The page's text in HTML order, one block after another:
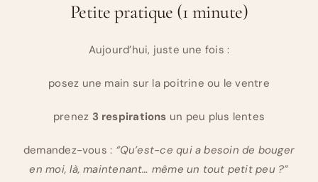
Petite pratique (1 minute)
Aujourd’hui, juste une fois :
posez une main sur la poitrine ou le ventre
prenez 3 respirations un peu plus lentes
demandez-vous : “Qu’est-ce qui a besoin de bouger
en moi, là, maintenant… même un tout petit peu ?”